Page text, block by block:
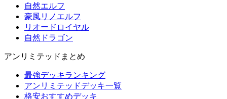
自然エルフ
豪風リノエルフ
リオードロイヤル
自然ドラゴン
アンリミテッドまとめ
最強デッキランキング
アンリミテッドデッキ一覧
格安おすすめデッキ